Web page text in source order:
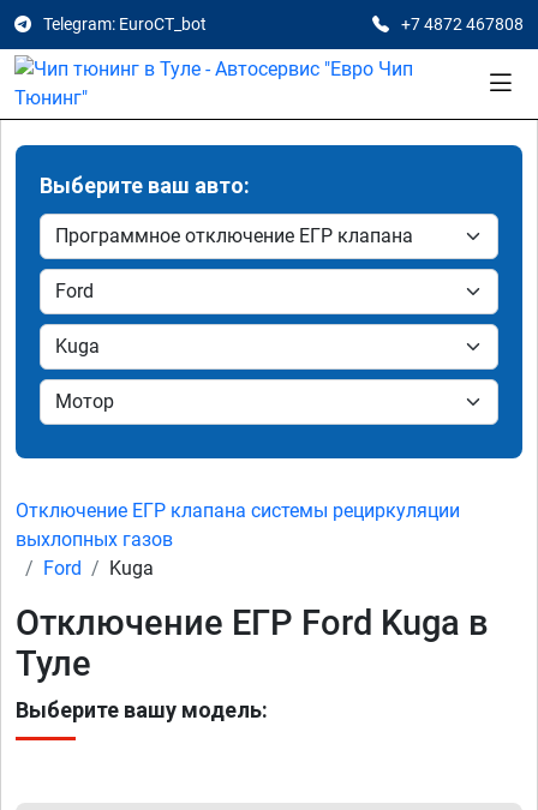
Telegram: EuroCT_bot +7 4872 467808
Выберите ваш авто:
Отключение ЕГР клапана системы рециркуляции
выхлопных газов
Ford
Kuga
Отключение ЕГР Ford Kuga в
Туле
Выберите вашу модель: